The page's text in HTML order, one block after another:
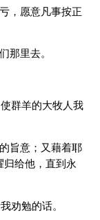
，愿意凡事按正
那里去。
群羊的大牧人我
旨意；又藉着耶
给他，直到永
劝勉的话。